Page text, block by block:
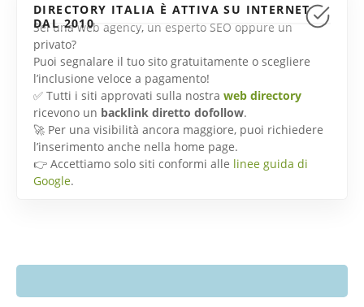
DIRECTORY ITALIA È ATTIVA SU INTERNET
DAL 2010
Sei una web agency, un esperto SEO oppure un
privato?
Puoi segnalare il tuo sito gratuitamente o scegliere
l’inclusione veloce a pagamento!
✅ Tutti i siti approvati sulla nostra web directory
ricevono un backlink diretto dofollow.
🚀 Per una visibilità ancora maggiore, puoi richiedere
l’inserimento anche nella home page.
👉 Accettiamo solo siti conformi alle linee guida di
Google.